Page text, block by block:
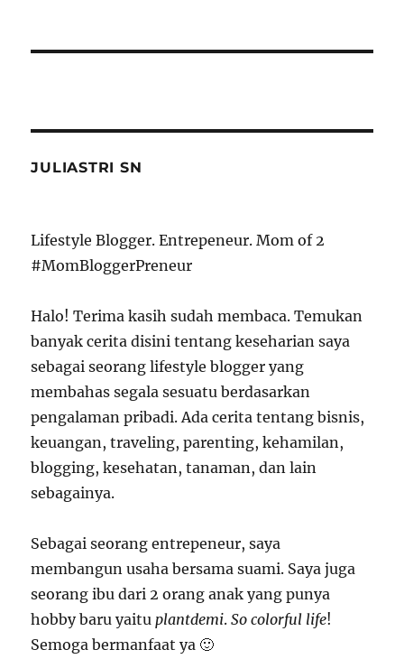
JULIASTRI SN
Lifestyle Blogger. Entrepeneur. Mom of 2
#MomBloggerPreneur
Halo! Terima kasih sudah membaca. Temukan
banyak cerita disini tentang keseharian saya
sebagai seorang lifestyle blogger yang
membahas segala sesuatu berdasarkan
pengalaman pribadi. Ada cerita tentang bisnis,
keuangan, traveling, parenting, kehamilan,
blogging, kesehatan, tanaman, dan lain
sebagainya.
Sebagai seorang entrepeneur, saya
membangun usaha bersama suami. Saya juga
seorang ibu dari 2 orang anak yang punya
hobby baru yaitu plantdemi. So colorful life!
Semoga bermanfaat ya 🙂